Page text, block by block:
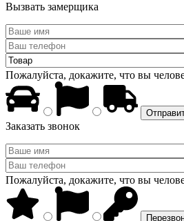
Вызвать замерщика
Пожалуйста, докажите, что вы
Заказать звонок
Пожалуйста, докажите, что вы